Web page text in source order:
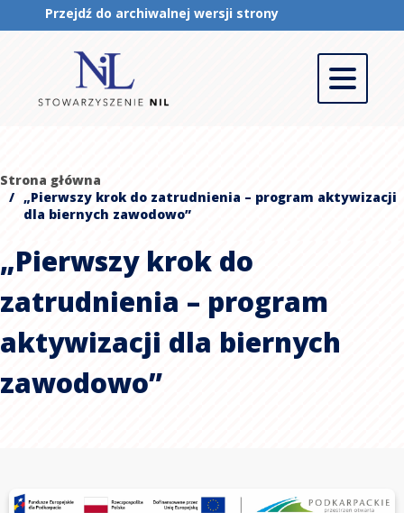
Przejdź do archiwalnej wersji strony
Strona główna
/ „Pierwszy krok do zatrudnienia – program aktywizacji
dla biernych zawodowo”
„Pierwszy krok do
zatrudnienia – program
aktywizacji dla biernych
zawodowo”